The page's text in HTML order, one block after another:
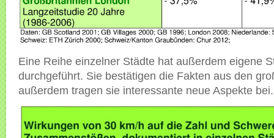
Eine Reihe einzelner Städte hat außerdem eigene
durchgeführt. Sie bestätigen die Fakten aus den
außerdem tragen sie interessante neue Aspekte bei.